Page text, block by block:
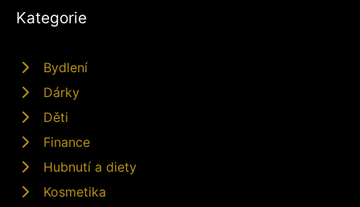
Kategorie
Bydlení
Dárky
Děti
Finance
Hubnutí a diety
Kosmetika